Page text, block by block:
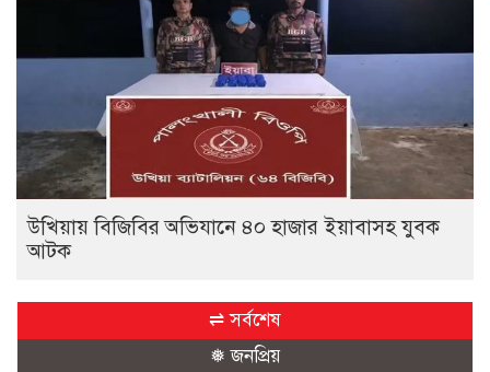
উখিয়ায় বিজিবির অভিযানে ৪০ হাজার ইয়াবাসহ যুবক
আটক
⇌ সর্বশেষ
❅ জনপ্রিয়